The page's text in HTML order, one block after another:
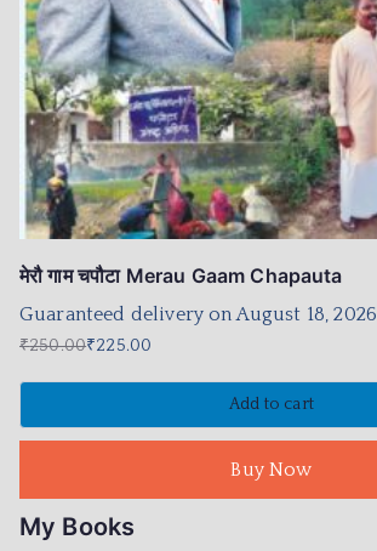
मेरौ गाम चपौटा Merau Gaam Chapauta
Guaranteed delivery on August 18, 2026
₹250.00₹225.00
Add to cart
Buy Now
My Books